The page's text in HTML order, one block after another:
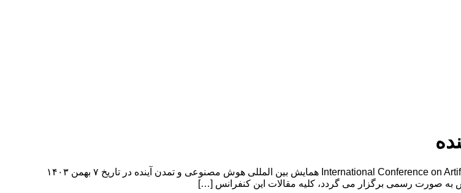
همایش بین المللی هوش مصنوعی و تمدن آینده International Conference on Artificial Intelligence and Future Civilization همایش بین المللی هوش مصنوعی و تمدن آینده در تاریخ ۷ بهمن ۱۴۰۳
به صورت رسمی برگزار می گردد، کلیه مقالات این کنفرانس […]